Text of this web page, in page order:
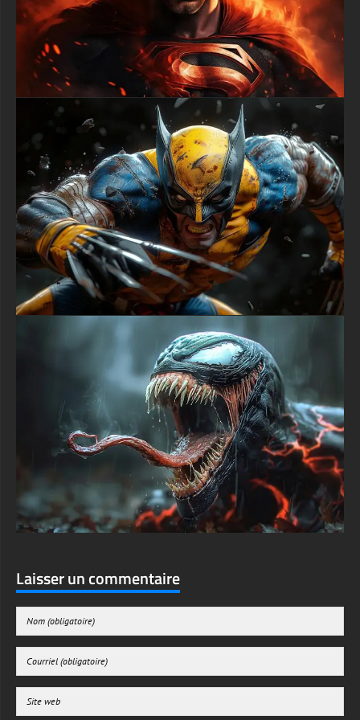
Laisser un commentaire
Enregistrer mon nom, mon e-mail et mon site web dans le navigateur pour mon